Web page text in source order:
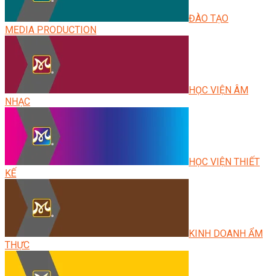
ĐÀO TẠO
MEDIA PRODUCTION
HỌC VIỆN ÂM
NHẠC
HỌC VIỆN THIẾT
KẾ
KINH DOANH ẨM
THỰC